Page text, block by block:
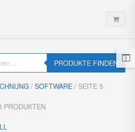
PRODUKTE FINDEN
/ SOFTWARE / SEITE 5
PRODUKTEN